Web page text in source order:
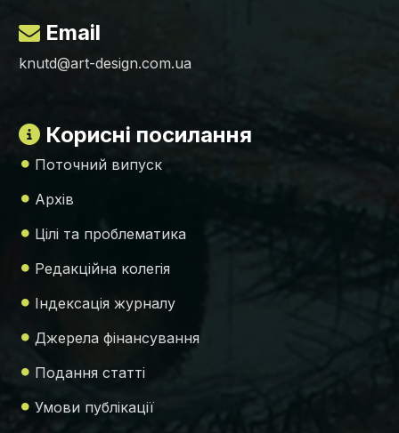
Email
knutd@art-design.com.ua
Корисні посилання
Поточний випуск
Архів
Цілі та проблематика
Редакційна колегія
Індексація журналу
Джерела фінансування
Подання статті
Умови публікації